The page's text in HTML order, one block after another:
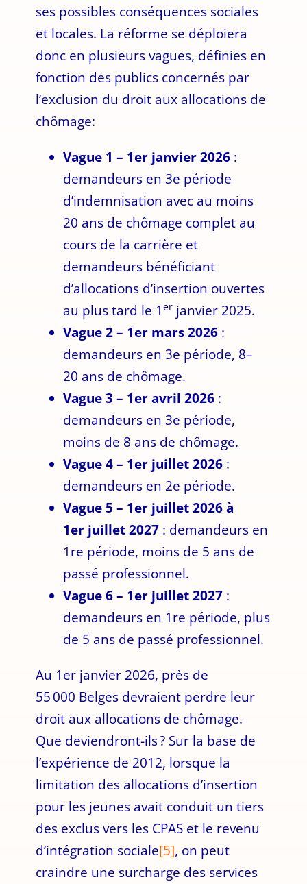
ses possibles conséquences sociales
et locales. La réforme se déploiera
donc en plusieurs vagues, définies en
fonction des publics concernés par
l’exclusion du droit aux allocations de
chômage:
Vague 1 – 1er janvier 2026:
demandeurs en 3e période
d’indemnisation avec au moins
20 ans de chômage complet au
cours de la carrière et
demandeurs bénéficiant
d’allocations d’insertion ouvertes
au plus tard le 1 erjanvier 2025.
Vague 2 – 1er mars 2026:
demandeurs en 3e période, 8–
20 ans de chômage.
Vague 3 – 1er avril 2026:
demandeurs en 3e période,
moins de 8 ans de chômage.
Vague 4 – 1er juillet 2026:
demandeurs en 2e période.
Vague 5 – 1er juillet 2026 à
1er juillet 2027: demandeurs en
1re période, moins de 5 ans de
passé professionnel.
Vague 6 – 1er juillet 2027:
demandeurs en 1re période, plus
de 5 ans de passé professionnel.
Au 1er janvier 2026, près de
55 000 Belges devraient perdre leur
droit aux allocations de chômage.
Que deviendront-ils ? Sur la base de
l’expérience de 2012, lorsque la
limitation des allocations d’insertion
pour les jeunes avait conduit un tiers
des exclus vers les CPAS et le revenu
d’intégration sociale[5], on peut
craindre une surcharge des services